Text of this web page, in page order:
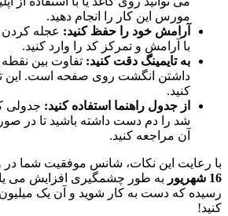
مورس این کار را انجام دهید.
آرامش خود را حفظ کنید: عجله
با آرامش و تمرکز کد را وارد کنید.
به تایمینگ دقت کنید: تفاوت بین
داشتن انگشت روی صفحه است. این
کنید.
از جدول راهنما استفاده کنید: جدولی
شد را دم دست داشته باشید تا در
آن مراجعه کنید.
با رعایت این نکات، شانس موفقیت شما در
16 شهریور
به طور چشمگیری افزایش می
رسیده که دست به کار شوید و آن یک
کنید!